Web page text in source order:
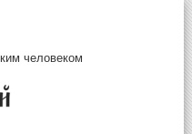
человеком